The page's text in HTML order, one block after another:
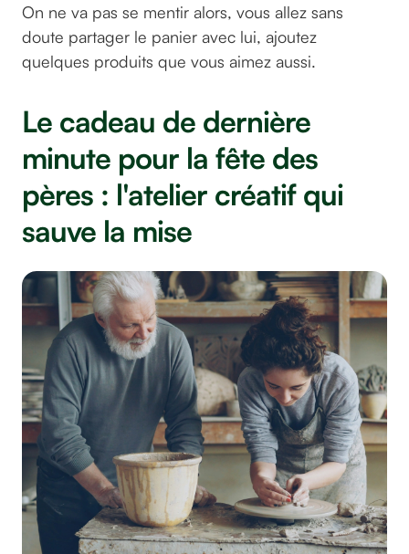
On ne va pas se mentir alors, vous allez sans
doute partager le panier avec lui, ajoutez
quelques produits que vous aimez aussi.
Le cadeau de dernière
minute pour la fête des
pères : l'atelier créatif qui
sauve la mise